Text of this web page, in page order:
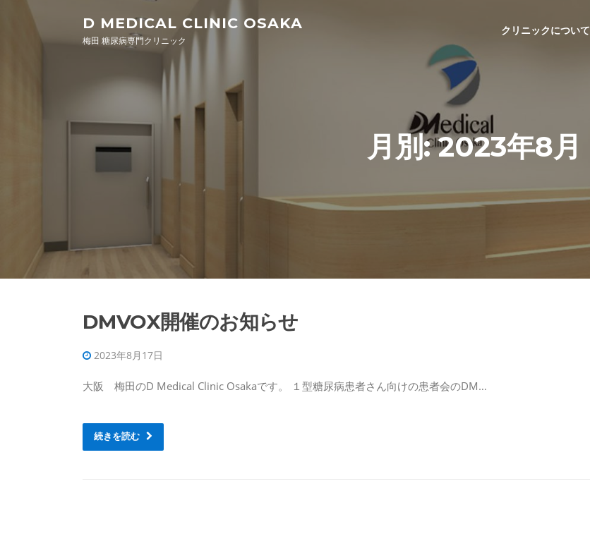
Skip to content
D MEDICAL CLINIC OSAKA
梅田 糖尿病専門クリニック
クリニックについて
月別: 2023年8月
DMVOX開催のお知らせ
2023年8月17日
大阪 梅田のD Medical Clinic Osakaです。 １型糖尿病患者さん向けの患者会のDM…
続きを読む